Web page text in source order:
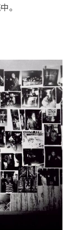
。